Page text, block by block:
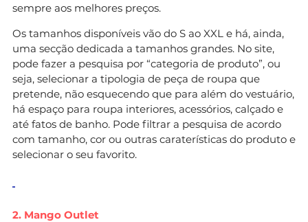
sempre aos melhores preços.
Os tamanhos disponíveis vão do S ao XXL e há, ainda,
uma secção dedicada a tamanhos grandes. No site,
pode fazer a pesquisa por “categoria de produto”, ou
seja, selecionar a tipologia de peça de roupa que
pretende, não esquecendo que para além do vestuário,
há espaço para roupa interiores, acessórios, calçado e
até fatos de banho. Pode filtrar a pesquisa de acordo
com tamanho, cor ou outras caraterísticas do produto e
selecionar o seu favorito.
2. Mango Outlet